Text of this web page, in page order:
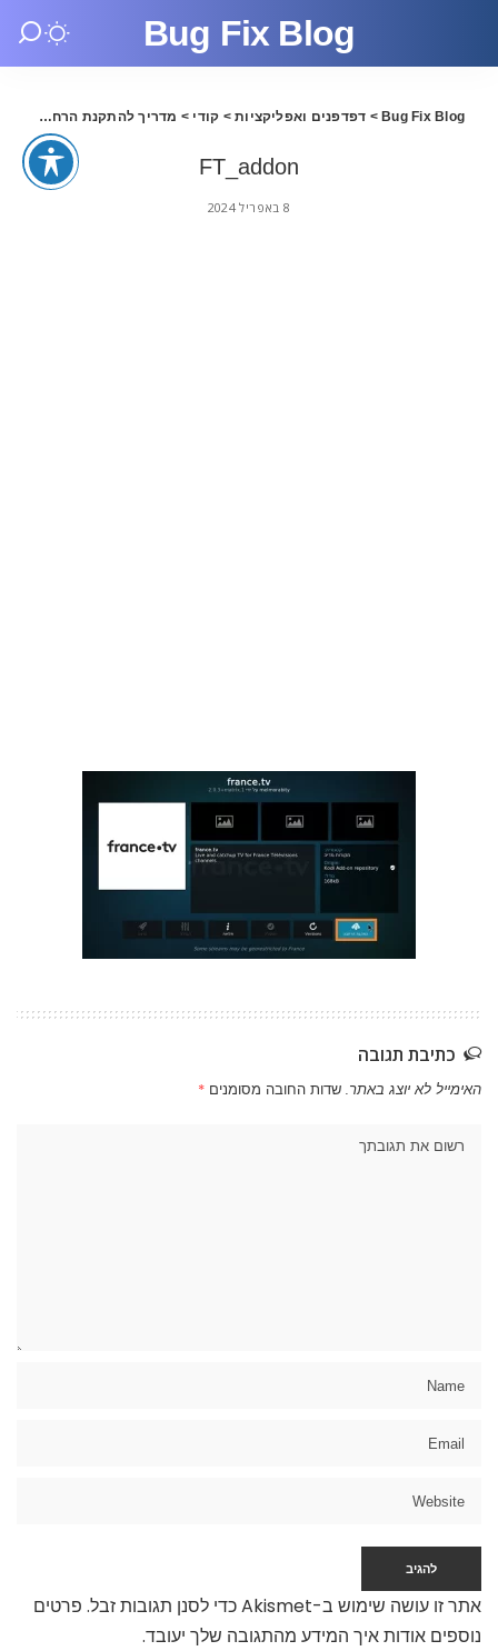
Bug Fix Blog
Bug Fix Blog
> דפדפנים ואפליקציות> קודי > מדריך להתקנת הרחבות לקודי – אפריל 2024
FT_addon
8 באפריל 2024
כתיבת תגובה
האימייל לא יוצג באתר. שדות החובה מסומנים *
אתר זו עושה שימוש ב-Akismet כדי לסנן תגובות זבל.
פרטים
נוספים אודות איך המידע מהתגובה שלך יעובד.